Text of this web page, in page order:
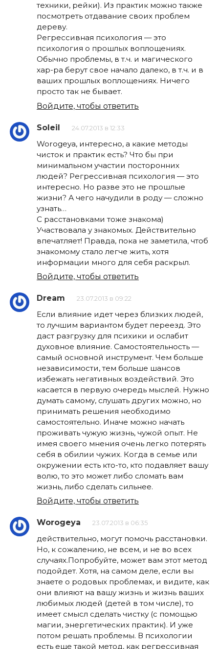
техники, рейки). Из практик можно также
посмотреть отдавание своих проблем
дереву.
Регрессивная психология — это
психология о прошлых воплощениях.
Обычно проблемы, в т.ч. и магического
хар-ра берут свое начало далеко, в т.ч. и в
ваших прошлых воплощениях. Ничего
просто так не бывает.
Войдите, чтобы ответить
Soleil 24.07.2013 в 12:33
Worogeya, интересно, а какие методы
чисток и практик есть? Что бы при
минимальном участии посторонних
людей? Регрессивная психология — это
интересно. Но разве это не прошлые
жизни? А чего начудили в роду — сложно
узнать…
С расстановками тоже знакома)
Участвовала у знакомых. Действительно
впечатляет! Правда, пока не заметила, чтоб
знакомому стало легче жить, хотя
информации много для себя раскрыл.
Войдите, чтобы ответить
Dream 23.07.2013 в 09:22
Если влияние идет через близких людей,
то лучшим вариантом будет переезд. Это
даст разгрузку для психики и ослабит
духовное влияние. Самостоятельность —
самый основной инструмент. Чем больше
независимости, тем больше шансов
избежать негативных воздействий. Это
касается в первую очередь мыслей. Нужно
думать самому, слушать других можно, но
принимать решения необходимо
самостоятельно. Иначе можно начать
проживать чужую жизнь, чужой опыт. Не
имея своего мнения очень легко потерять
себя в обилии чужих. Когда в семье или
окружении есть кто-то, кто подавляет вашу
волю, то это может либо сломать вам
жизнь, либо сделать сильнее.
Войдите, чтобы ответить
Worogeya 23.07.2013 в 06:35
действительно, могут помочь расстановки.
Но, к сожалению, не всем, и не во всех
случаях.Попробуйте, может вам этот метод
подойдет. Хотя, на самом деле, если вы
знаете о родовых проблемах, и видите, как
они влияют на вашу жизнь и жизнь ваших
любимых людей (детей в том числе), то
имеет смысл сделать чистку (с помощью
магии, энергетических практик). И уже
потом решать проблемы. В психологии
есть еще такой метод, как регрессивная